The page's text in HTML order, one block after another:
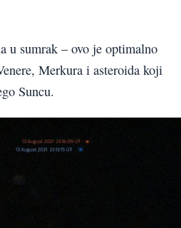
u sumrak – ovo je optimalno
Merkura i asteroida koji
Suncu.